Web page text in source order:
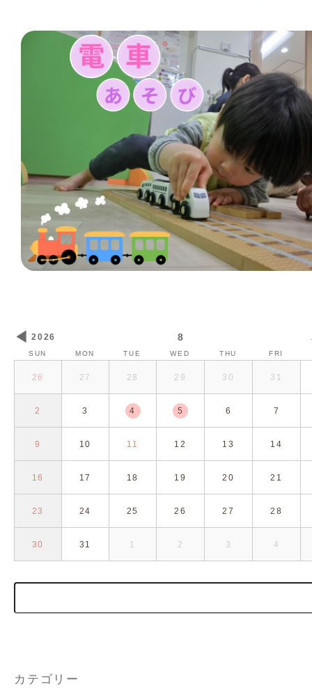
◀ 2026 8
SUN MON TUE WED THU FRI
26 27 28 29 30 31
2 3 4 5 6 7
9 10 11 12 13 14
16 17 18 19 20 21
23 24 25 26 27 28
30 31 1 2 3 4
カテゴリー